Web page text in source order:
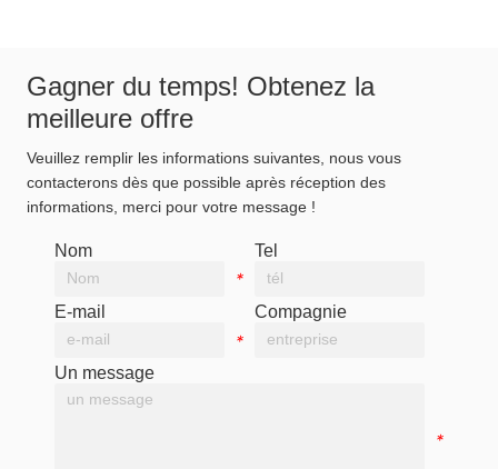
Gagner du temps! Obtenez la
meilleure offre
Veuillez remplir les informations suivantes, nous vous
contacterons dès que possible après réception des
informations, merci pour votre message !
Nom
*
Tel
E-mail
*
Compagnie
Un message
*